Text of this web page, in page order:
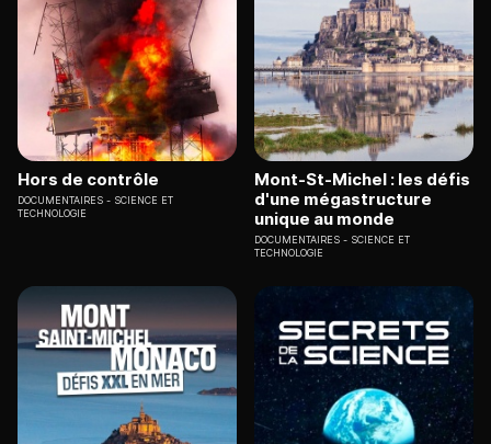
Hors de contrôle
DOCUMENTAIRES
SCIENCE ET
TECHNOLOGIE
Mont-St-Michel : les défis
d'une mégastructure
unique au monde
DOCUMENTAIRES
SCIENCE ET
TECHNOLOGIE